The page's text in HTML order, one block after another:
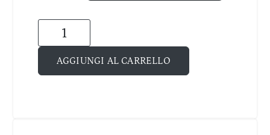
AGGIUNGI AL CARRELLO